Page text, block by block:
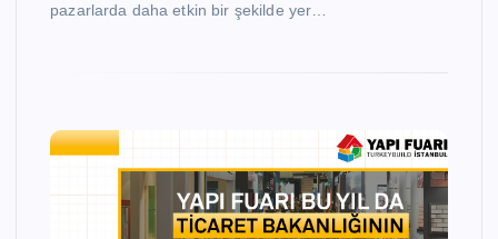
pazarlarda daha etkin bir şekilde yer…